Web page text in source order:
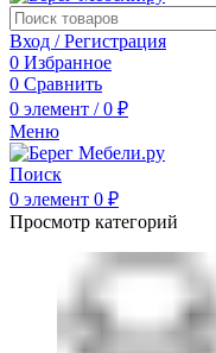
Вход / Регистрация
0 Избранное
0 Сравнить
0 элемент / 0 ₽
Меню
Поиск
0 элемент 0 ₽
Просмотр категорий